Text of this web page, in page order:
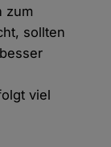
zum
sollten
viel